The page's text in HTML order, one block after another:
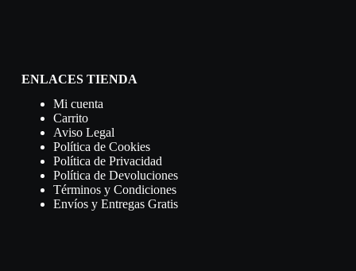
ENLACES TIENDA
Mi cuenta
Carrito
Aviso Legal
Política de Cookies
Política de Privacidad
Política de Devoluciones
Términos y Condiciones
Envíos y Entregas Gratis